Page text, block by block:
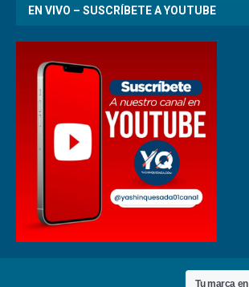
EN VIVO – SUSCRÍBETE A YOUTUBE
Tu marca en